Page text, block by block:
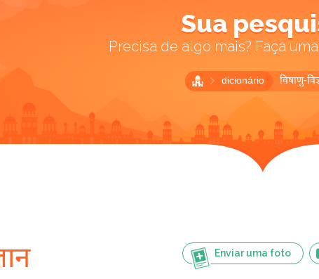
Sua
Precisa de algo mais? Faça
dicionário विषाणु-
Enviar uma foto